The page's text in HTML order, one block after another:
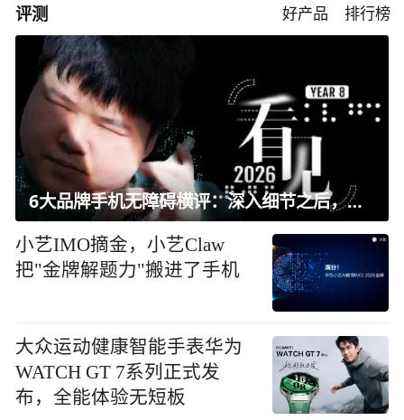
评测 好产品 排行榜
6大品牌手机无障碍横评：深入细节之后，似乎只有苹果能挺住？｜ 看见2026
小艺IMO摘金，小艺Claw
把"金牌解题力"搬进了手机
大众运动健康智能手表华为
WATCH GT 7系列正式发
布，全能体验无短板